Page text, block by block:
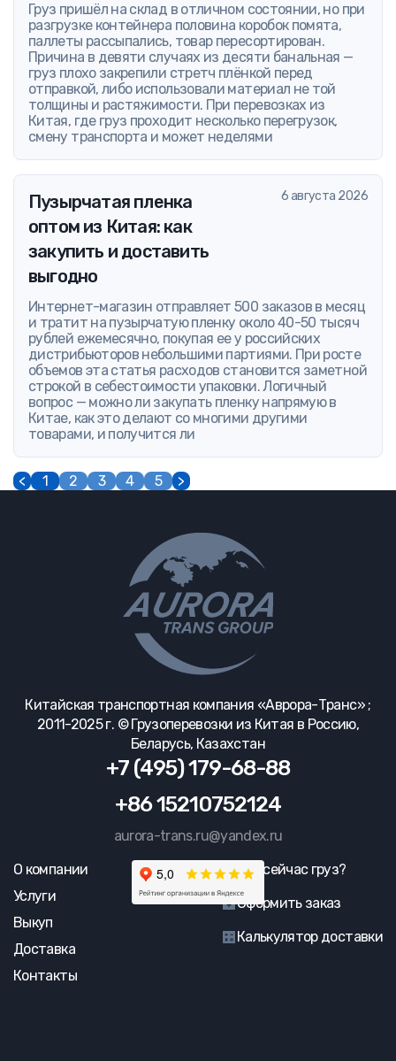
Груз пришёл на склад в отличном состоянии, но при
разгрузке контейнера половина коробок помята,
паллеты рассыпались, товар пересортирован.
Причина в девяти случаях из десяти банальная —
груз плохо закрепили стретч плёнкой перед
отправкой, либо использовали материал не той
толщины и растяжимости. При перевозках из
Китая, где груз проходит несколько перегрузок,
смену транспорта и может неделями
Пузырчатая пленка
оптом из Китая: как
закупить и доставить
выгодно
6 августа 2026
Интернет-магазин отправляет 500 заказов в месяц
и тратит на пузырчатую пленку около 40-50 тысяч
рублей ежемесячно, покупая ее у российских
дистрибьюторов небольшими партиями. При росте
объемов эта статья расходов становится заметной
строкой в себестоимости упаковки. Логичный
вопрос — можно ли закупать пленку напрямую в
Китае, как это делают со многими другими
товарами, и получится ли
< 1 2 3 4 5 >
Китайская транспортная компания «Аврора-Транс» ;
2011-2025 г. © Грузоперевозки из Китая в Россию,
Беларусь, Казахстан
+7 (495) 179-68-88
+86 15210752124
aurora-trans.ru@yandex.ru
О компании
Услуги
Выкуп
Доставка
Контакты
Где сейчас груз?
Оформить заказ
Калькулятор доставки